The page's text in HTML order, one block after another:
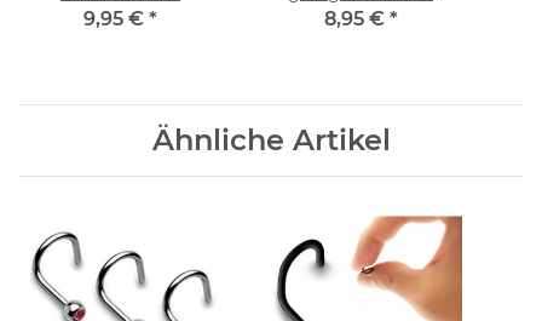
9,95 € *
Kristall
8,95 € *
Ähnliche Artikel